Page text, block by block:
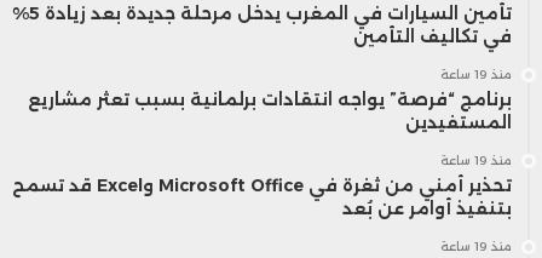
تأمين السيارات في المغرب يدخل مرحلة جديدة بعد زيادة 5%
في تكاليف التأمين
منذ 19 ساعة
برنامج “فرصة” يواجه انتقادات برلمانية بسبب تعثر مشاريع
المستفيدين
منذ 19 ساعة
تحذير أمني من ثغرة في Microsoft Office وExcel قد تسمح
بتنفيذ أوامر عن بُعد
منذ 19 ساعة